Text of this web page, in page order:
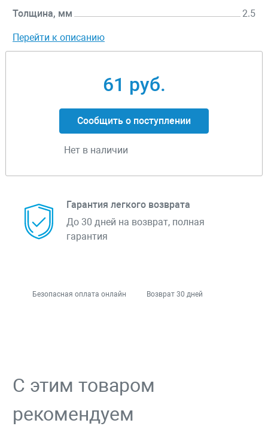
Толщина, мм 2.5
Перейти к описанию
61 руб.
Сообщить о поступлении
Нет в наличии
Гарантия легкого возврата
До 30 дней на возврат, полная
гарантия
Безопасная оплата онлайн Возврат 30 дней
С этим товаром
рекомендуем